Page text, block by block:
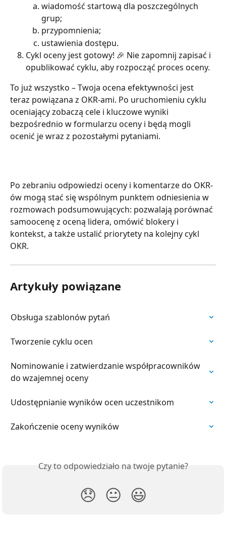
wiadomość startową dla poszczególnych
grup;
przypomnienia;
ustawienia dostępu.
Cykl oceny jest gotowy! 🎉 Nie zapomnij zapisać i
opublikować cyklu, aby rozpocząć proces oceny.
To już wszystko – Twoja ocena efektywności jest
teraz powiązana z OKR-ami. Po uruchomieniu cyklu
oceniający zobaczą cele i kluczowe wyniki
bezpośrednio w formularzu oceny i będą mogli
ocenić je wraz z pozostałymi pytaniami.
Po zebraniu odpowiedzi oceny i komentarze do OKR-
ów mogą stać się wspólnym punktem odniesienia w
rozmowach podsumowujących: pozwalają porównać
samoocenę z oceną lidera, omówić blokery i
kontekst, a także ustalić priorytety na kolejny cykl
OKR.
Artykuły powiązane
Obsługa szablonów pytań
Tworzenie cyklu ocen
Nominowanie i zatwierdzanie współpracowników
do wzajemnej oceny
Udostępnianie wyników ocen uczestnikom
Zakończenie oceny wyników
Czy to odpowiedziało na twoje pytanie?
😞 😐 😃